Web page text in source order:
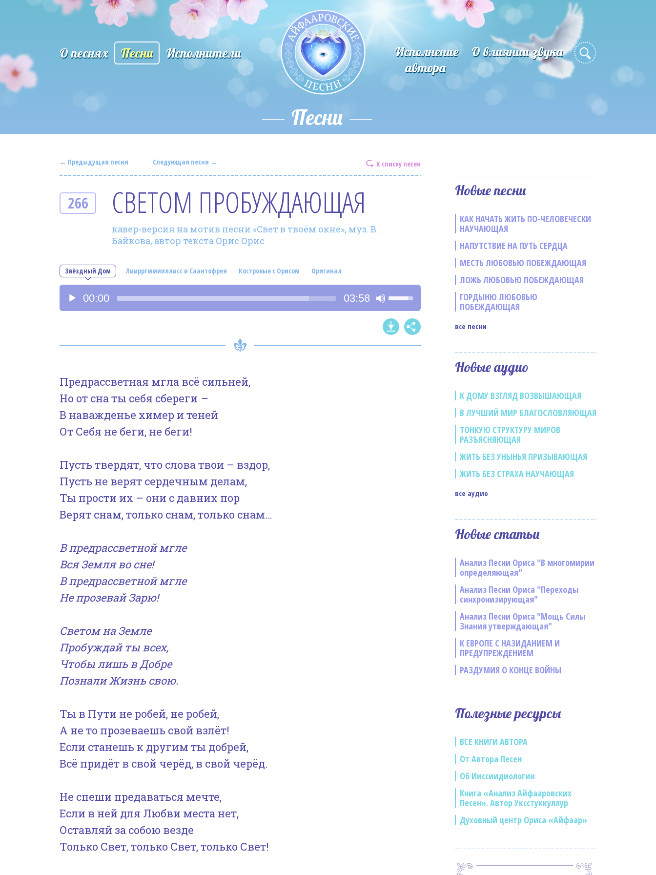
О песнях Песни Исполнители
Исполнение
автора
О влиянии звука
Песни
← Предыдущая песня К списку песен
Следующая песня →
266 СВЕТОМ ПРОБУЖДАЮЩАЯ
кавер-версия на мотив песни «Свет в твоём окне», муз. В.
Байкова, автор текста Орис Орис
Звёздный Дом Лиирргммииллисс и Саантофрея Костровые с Орисом Оригинал
Аудиоплеер
00:00 03:58
Используйте
клавиши
со
стрелками
Предрассветная мгла всё сильней,
Но от сна ты себя сбереги –
В наважденье химер и теней
От Себя не беги, не беги!
Пусть твердят, что слова твои – вздор,
Пусть не верят сердечным делам,
Ты прости их – они с давних пор
Верят снам, только снам, только снам…
В предрассветной мгле
Вся Земля во сне!
В предрассветной мгле
Не прозевай Зарю!
Светом на Земле
Пробуждай ты всех,
Чтобы лишь в Добре
Познали Жизнь свою.
Ты в Пути не робей, не робей,
А не то прозеваешь свой взлёт!
Если станешь к другим ты добрей,
Всё придёт в свой черёд, в свой черёд.
Не спеши предаваться мечте,
Если в ней для Любви места нет,
Оставляй за собою везде
Только Свет, только Свет, только Свет!
Новые песни
КАК НАЧАТЬ ЖИТЬ ПО-ЧЕЛОВЕЧЕСКИ
НАУЧАЮЩАЯ
НАПУТСТВИЕ НА ПУТЬ СЕРДЦА
МЕСТЬ ЛЮБОВЬЮ ПОБЕЖДАЮЩАЯ
ЛОЖЬ ЛЮБОВЬЮ ПОБЕЖДАЮЩАЯ
ГОРДЫНЮ ЛЮБОВЬЮ
ПОБЕЖДАЮЩАЯ
все песни
Новые аудио
К ДОМУ ВЗГЛЯД ВОЗВЫШАЮЩАЯ
В ЛУЧШИЙ МИР БЛАГОСЛОВЛЯЮЩАЯ
ТОНКУЮ СТРУКТУРУ МИРОВ
РАЗЪЯСНЯЮЩАЯ
ЖИТЬ БЕЗ УНЫНЬЯ ПРИЗЫВАЮЩАЯ
ЖИТЬ БЕЗ СТРАХА НАУЧАЮЩАЯ
все аудио
Новые статьи
Анализ Песни Ориса "В многомирии
определяющая"
Анализ Песни Ориса "Переходы
синхронизирующая"
Анализ Песни Ориса "Мощь Силы
Знания утверждающая"
К ЕВРОПЕ С НАЗИДАНИЕМ И
ПРЕДУПРЕЖДЕНИЕМ
РАЗДУМИЯ О КОНЦЕ ВОЙНЫ
Полезные ресурсы
ВСЕ КНИГИ АВТОРА
От Автора Песен
Об Ииссиидиологии
Книга «Анализ Айфааровских
Песен». Автор Уксстуккуллур
Духовный центр Ориса «Айфаар»